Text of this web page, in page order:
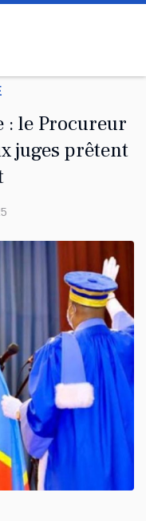
: le Procureur
juges prêtent